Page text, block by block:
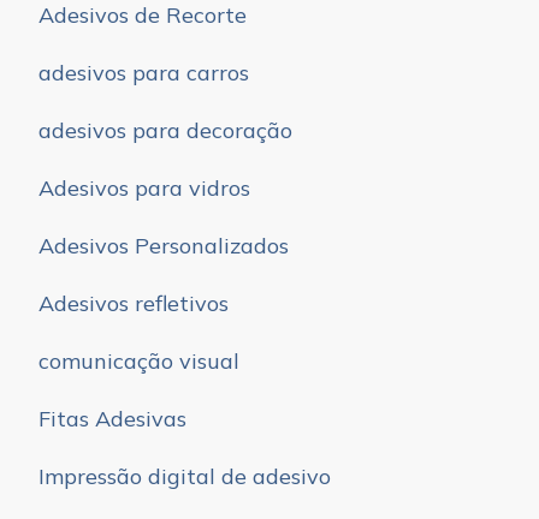
Adesivos de Recorte
adesivos para carros
adesivos para decoração
Adesivos para vidros
Adesivos Personalizados
Adesivos refletivos
comunicação visual
Fitas Adesivas
Impressão digital de adesivo